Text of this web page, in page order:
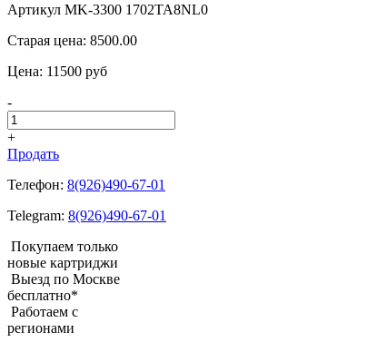
Артикул MK-3300 1702TA8NL0
Старая цена: 8500.00
Цена: 11500 pуб
-
+
Продать
Телефон: 8(926)490-67-01
Telegram: 8(926)490-67-01
Покупаем только
новые картриджи
Выезд по Москве
бесплатно*
Работаем с
регионами